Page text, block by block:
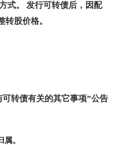
式。 发行可转债后，因配
股价格。
转债有关的其它事项”公告
。